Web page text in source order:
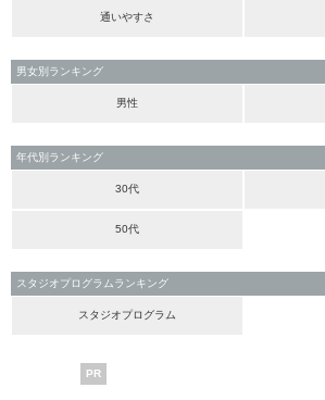
通いやすさ
男女別ランキング
男性
年代別ランキング
30代
50代
スタジオプログラムランキング
スタジオプログラム
PR